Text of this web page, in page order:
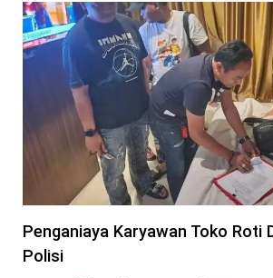
Penganiaya Karyawan Toko Roti
Polisi